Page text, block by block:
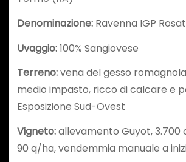
Denominazione: Ravenna IGP
Uvaggio:100% Sangiovese
Terreno:vena del gesso
medio impasto, ricco di calcare e
Esposizione Sud-Ovest
Vigneto:allevamento Guyot, 3.700
90 q/ha, vendemmia manuale a